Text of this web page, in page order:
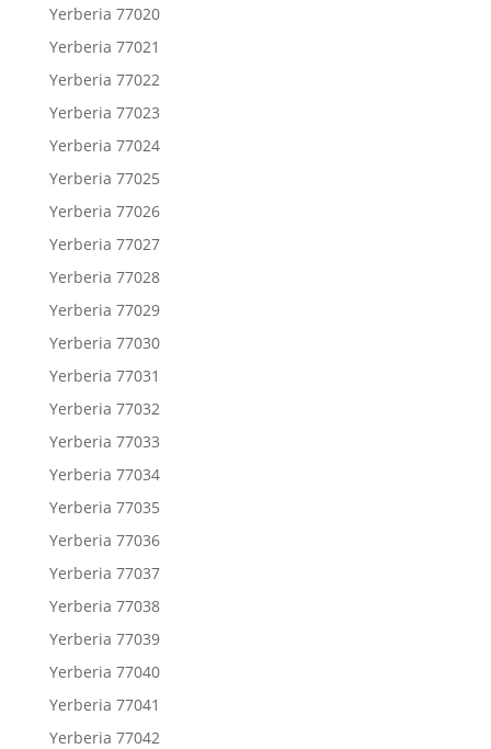
Yerberia 77020
Yerberia 77021
Yerberia 77022
Yerberia 77023
Yerberia 77024
Yerberia 77025
Yerberia 77026
Yerberia 77027
Yerberia 77028
Yerberia 77029
Yerberia 77030
Yerberia 77031
Yerberia 77032
Yerberia 77033
Yerberia 77034
Yerberia 77035
Yerberia 77036
Yerberia 77037
Yerberia 77038
Yerberia 77039
Yerberia 77040
Yerberia 77041
Yerberia 77042